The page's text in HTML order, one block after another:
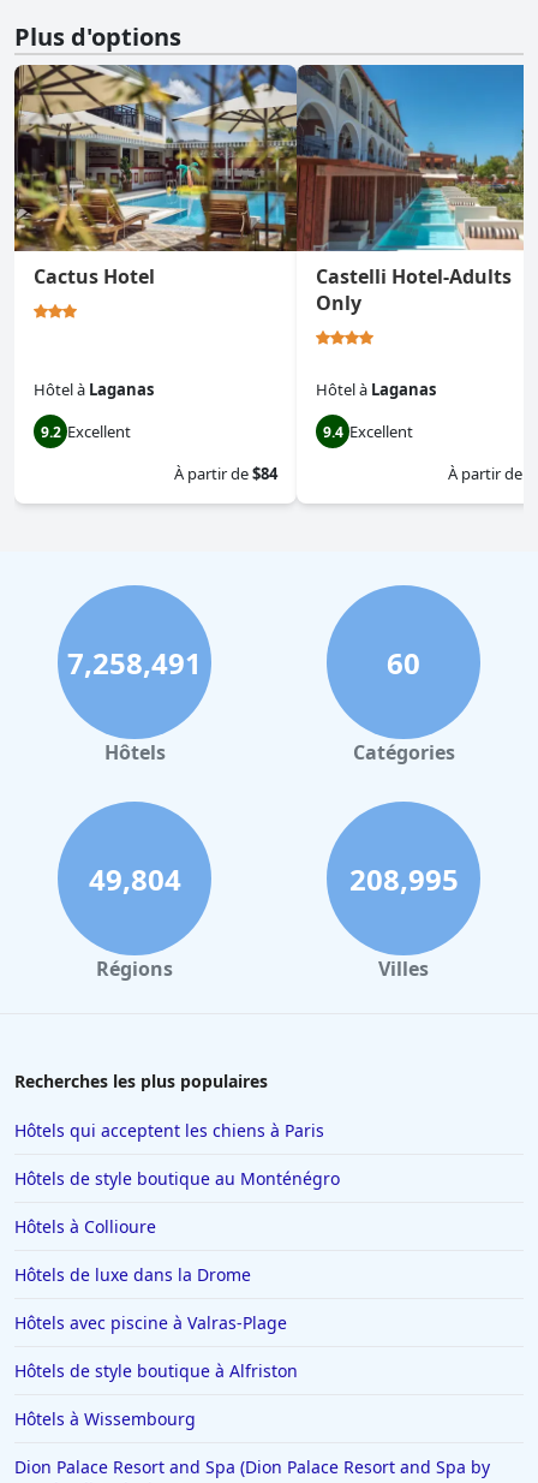
Plus d'options
Cactus Hotel
Hôtelà Laganas
9.2 Excellent
À partir de$84
Castelli Hotel-Adults
Only
Hôtelà Laganas
9.4 Excellent
À partir de
7,258,491
Hôtels
60
Catégories
49,804
Régions
208,995
Villes
Recherches les plus populaires
Hôtels qui acceptent les chiens à Paris
Hôtels de style boutique au Monténégro
Hôtels à Collioure
Hôtels de luxe dans la Drome
Hôtels avec piscine à Valras-Plage
Hôtels de style boutique à Alfriston
Hôtels à Wissembourg
Dion Palace Resort and Spa (Dion Palace Resort and Spa by